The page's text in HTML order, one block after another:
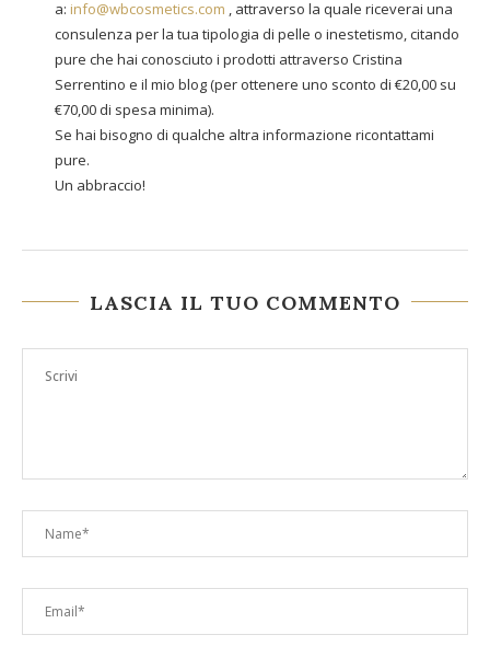
a: info@wbcosmetics.com , attraverso la quale riceverai una
consulenza per la tua tipologia di pelle o inestetismo, citando
pure che hai conosciuto i prodotti attraverso Cristina
Serrentino e il mio blog (per ottenere uno sconto di €20,00 su
€70,00 di spesa minima).
Se hai bisogno di qualche altra informazione ricontattami
pure.
Un abbraccio!
LASCIA IL TUO COMMENTO